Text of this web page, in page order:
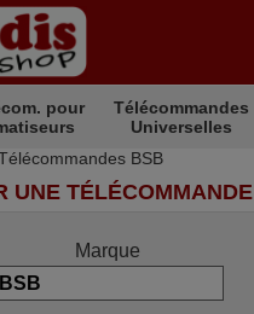
pour
Télécommandes
Universelles
BSB
UNE
Marque